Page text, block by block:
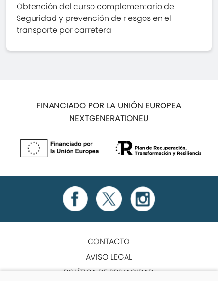
Obtención del curso complementario de
Seguridad y prevención de riesgos en el
transporte por carretera
FINANCIADO POR LA UNIÓN EUROPEA
NEXTGENERATIONEU
CONTACTO
AVISO LEGAL
POLÍTICA DE PRIVACIDAD